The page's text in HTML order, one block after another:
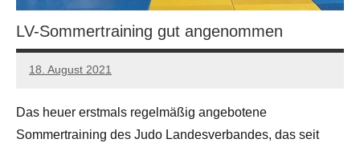
LV-Sommertraining gut angenommen
18. August 2021
Manfred
Das heuer erstmals regelmäßig angebotene
Sommertraining des Judo Landesverbandes, das seit